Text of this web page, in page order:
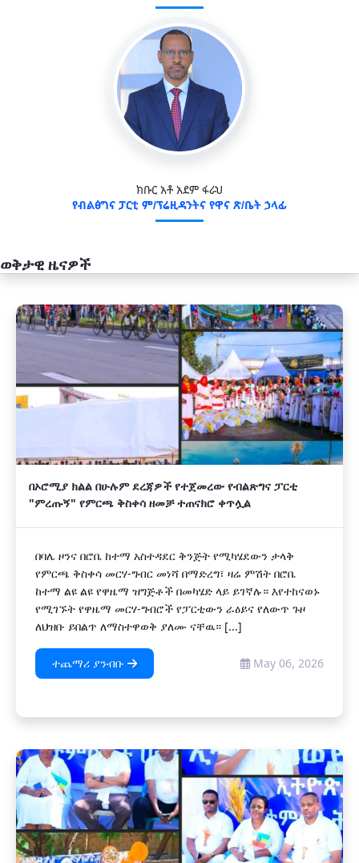
ክቡር አቶ አደም ፋራህ
የብልፅግና ፓርቲ ም/ፕሬዚዳንትና የዋና ጽ/ቤት ኃላፊ
ወቅታዊ ዜናዎች
አዲስ
በኦሮሚያ ክልል በሁሉም ደረጃዎች የተጀመረው የብልጽግና ፓርቲ
"ምረጡኝ" የምርጫ ቅስቀሳ ዘመቻ ተጠናክሮ ቀጥሏል
በባሌ ዞንና በሮቤ ከተማ አስተዳደር ቅንጅት የሚካሄደውን ታላቅ
የምርጫ ቅስቀሳ መርሃ-ግብር መነሻ በማድረግ፣ ዛሬ ምሽት በሮቤ
ከተማ ልዩ ልዩ የዋዜማ ዝግጅቶች በመካሄድ ላይ ይገኛሉ። እየተከናወኑ
የሚገኙት የዋዜማ መርሃ-ግብሮች የፓርቲውን ራዕይና የለውጥ ጉዞ
ለህዝቡ ይበልጥ ለማስተዋወቅ ያለሙ ናቸዉ። [...]
ተጨማሪ ያንብቡ May 06, 2026